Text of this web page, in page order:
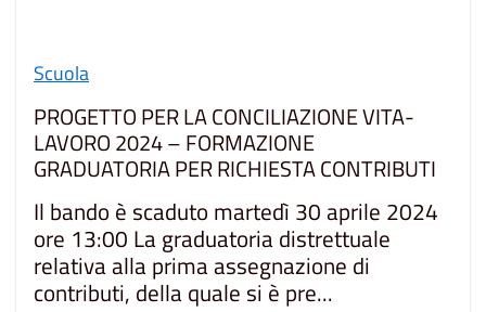
Scuola
PROGETTO PER LA CONCILIAZIONE VITA-
LAVORO 2024 – FORMAZIONE
GRADUATORIA PER RICHIESTA CONTRIBUTI
Il bando è scaduto martedì 30 aprile 2024
ore 13:00 La graduatoria distrettuale
relativa alla prima assegnazione di
contributi, della quale si è pre...